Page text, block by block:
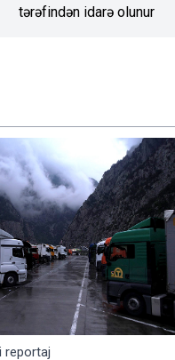
tərəfindən idarə olunur
reportaj